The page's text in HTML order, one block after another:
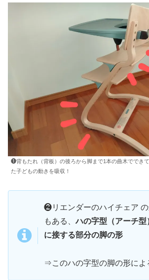
❶背もたれ（背板）の後ろから脚まで1本の曲木ででき
た子どもの動きを吸収！
❷リエンダーのハイチェア
もある、ハの字型（アーチ
に接する部分の脚の形
⇒このハの字型の脚の形によ